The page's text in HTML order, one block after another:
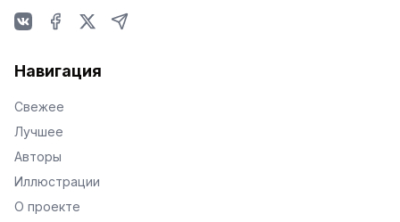
Навигация
Свежее
Лучшее
Авторы
Иллюстрации
О проекте